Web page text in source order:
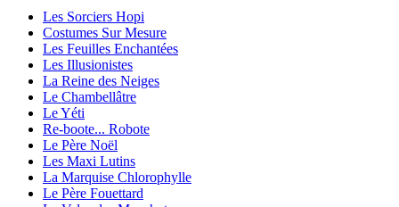
Les Sorciers Hopi
Costumes Sur Mesure
Les Feuilles Enchantées
Les Illusionistes
La Reine des Neiges
Le Chambellâtre
Le Yéti
Re-boote... Robote
Le Père Noël
Les Maxi Lutins
La Marquise Chlorophylle
Le Père Fouettard